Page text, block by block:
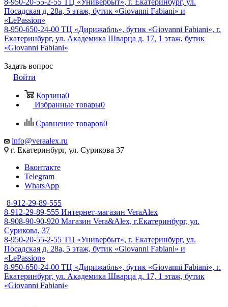
8-950-20-55-2-55 ТЦ «Универбыт», г. Екатеринбург, ул.
Посадская д. 28а, 5 этаж, бутик «Giovanni Fabiani» и
«LePassion»
8-950-650-24-00 ТЦ «Дирижабль», бутик «Giovanni Fabiani», г.
Екатеринбург, ул. Академика Шварца д. 17, 1 этаж, бутик
«Giovanni Fabiani»
Задать вопрос
Войти
Корзина0
Избранные товары0
Сравнение товаров0
info@veraalex.ru
г. Екатеринбург, ул. Сурикова 37
Вконтакте
Telegram
WhatsApp
8-912-29-89-555
8-912-29-89-555 Интернет-магазин VeraAlex
8-908-90-90-920 Магазин Vera&Alex, г.Екатеринбург, ул.
Сурикова, 37
8-950-20-55-2-55 ТЦ «Универбыт», г. Екатеринбург, ул.
Посадская д. 28а, 5 этаж, бутик «Giovanni Fabiani» и
«LePassion»
8-950-650-24-00 ТЦ «Дирижабль», бутик «Giovanni Fabiani», г.
Екатеринбург, ул. Академика Шварца д. 17, 1 этаж, бутик
«Giovanni Fabiani»